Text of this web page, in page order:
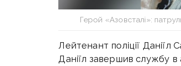
Герой «Азовсталі»:
Лейтенант поліції
Даніїл завершив службу в